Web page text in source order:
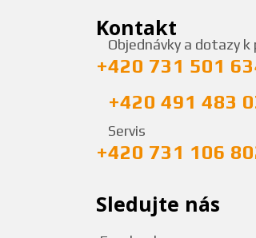
Kontakt
Objednávky a dotazy
+420 731 501
+420 491 483
Servis
+420 731 106
Sledujte nás